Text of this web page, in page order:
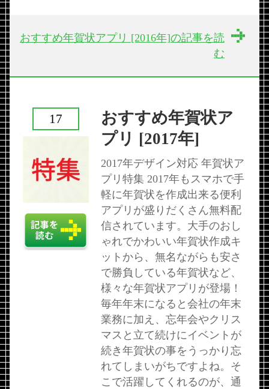
おすすめ年賀状アプリ [2016年]の記事を読
む
おすすめ年賀状ア
プリ [2017年]
2017年デザイン対応 年賀状ア
プリ特集 2017年もスマホで手
軽に年賀状を作成出来る便利
アプリが盛りだくさん無料配
信されています。大手のおし
ゃれでかわいい年賀状作成キ
ットから、無名ながらも安さ
で勝負している年賀状など、
様々な年賀状アプリが登場！
毎年年末になると会社の年末
業務に加え、忘年会やクリス
マスと立て続けにイベントが
続き年賀状の事をうっかり忘
れてしまいがちですよね。そ
こで活躍してくれるのが、通
17